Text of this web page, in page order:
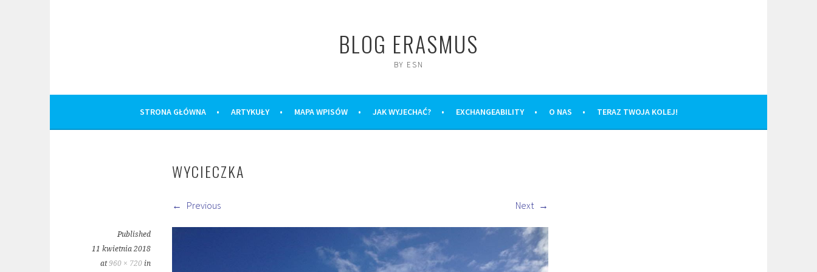
BLOG ERASMUS
BY ESN
STRONA GŁÓWNA ARTYKUŁY MAPA WPISÓW JAK WYJECHAĆ? EXCHANGEABILITY O NAS TERAZ TWOJA KOLEJ!
WYCIECZKA
Previous Next
Published
11 kwietnia 2018
at960 × 720 in